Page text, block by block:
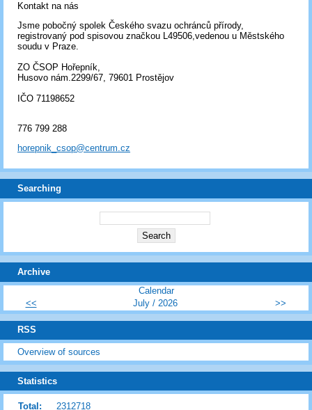
Kontakt na nás
Jsme pobočný spolek Českého svazu ochránců přírody,
registrovaný pod spisovou značkou L49506,vedenou u Městského
soudu v Praze.
ZO ČSOP Hořepník,
Husovo nám.2299/67, 79601 Prostějov
IČO 71198652
776 799 288
horepnik_csop@centrum.cz
Searching
Archive
Calendar
<<
July / 2026 >>
RSS
Overview of sources
Statistics
Total: 2312718